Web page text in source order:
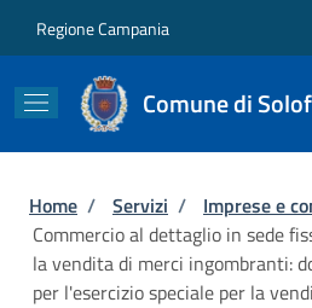
Regione Campania
Comune di
Briciole di pane
Home / Servizi / Imprese e
Commercio al dettaglio in sede
la vendita di merci ingombranti:
per l'esercizio speciale per la